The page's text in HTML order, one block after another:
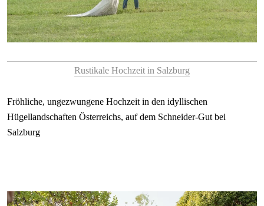
Rustikale Hochzeit in Salzburg
Fröhliche, ungezwungene Hochzeit in den idyllischen
Hügellandschaften Österreichs, auf dem Schneider-Gut bei
Salzburg